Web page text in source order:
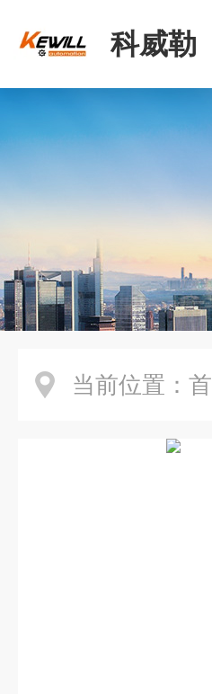
科威勒
当前位置：